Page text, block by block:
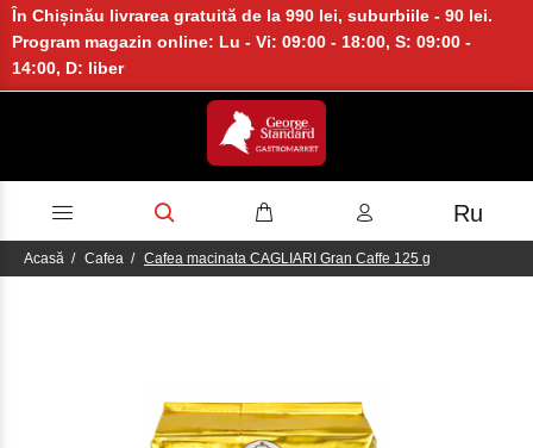
În Chișinău livrarea gratuită de la 990 lei, suburbiile - 90 lei.
Program magazin online: Lu - Vi: 09:00 - 18:00, S: 09:00 -
14:00, D: liber
Ru
Acasă Cafea Cafea macinata CAGLIARI Gran Caffe 125 g